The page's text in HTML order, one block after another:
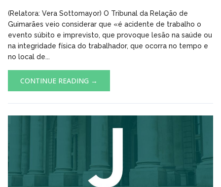
(Relatora: Vera Sottomayor) O Tribunal da Relação de
Guimarães veio considerar que «é acidente de trabalho o
evento súbito e imprevisto, que provoque lesão na saúde ou
na integridade física do trabalhador, que ocorra no tempo e
no local de...
CONTINUE READING →